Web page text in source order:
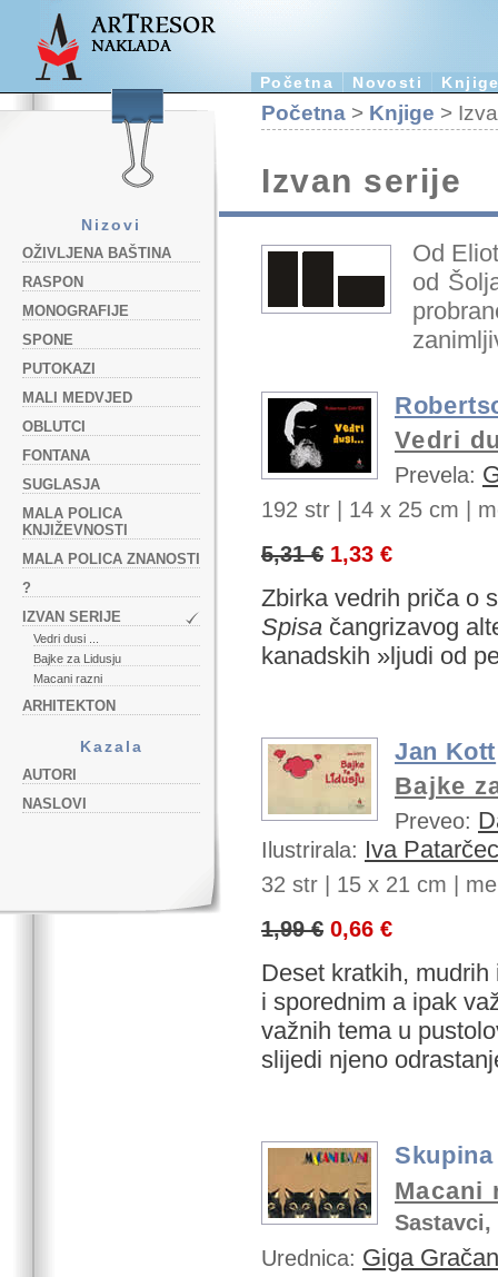
Početna Novosti
Nizovi
OŽIVLJENA BAŠTINA
RASPON
MONOGRAFIJE
SPONE
PUTOKAZI
MALI MEDVJED
OBLUTCI
FONTANA
SUGLASJA
MALA POLICA
KNJIŽEVNOSTI
MALA POLICA ZNANOSTI
?
IZVAN SERIJE
Vedri dusi ...
Bajke za Lidusju
Macani razni
ARHITEKTON
Kazala
AUTORI
NASLOVI
Početna > Knjige >
Izvan serije
Od
od
Vedri
Prevela:
192 str | 14 x 25 cm |
5,31 € 1,33 €
Zbirka vedrih priča o
Spisa čangrizavog
kanadskih »ljudi od
Jan Kott
Bajke
Preveo:
Ilustrirala: Iva Patarčec
32 str | 15 x 21 cm |
1,99 € 0,66 €
Deset kratkih,
i sporednim a ipak
važnih tema u
slijedi njeno
Macani
Urednica: Giga Gračan